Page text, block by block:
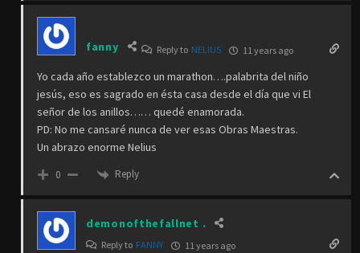
fanny Reply to NELIUS 11 years ago
Yo cada año establezco un marathon….palabrita del niño
jesús, eso es sagrado en ésta casa desde el día que vi El
señor de los anillos…… quedé enamorada.
PD: No me cansaré nunca de ver esas Obras Maestras.
Un abrazo enorme Nelius
0 Reply
demonofthefallnet .
Reply to FANNY 11 years ago